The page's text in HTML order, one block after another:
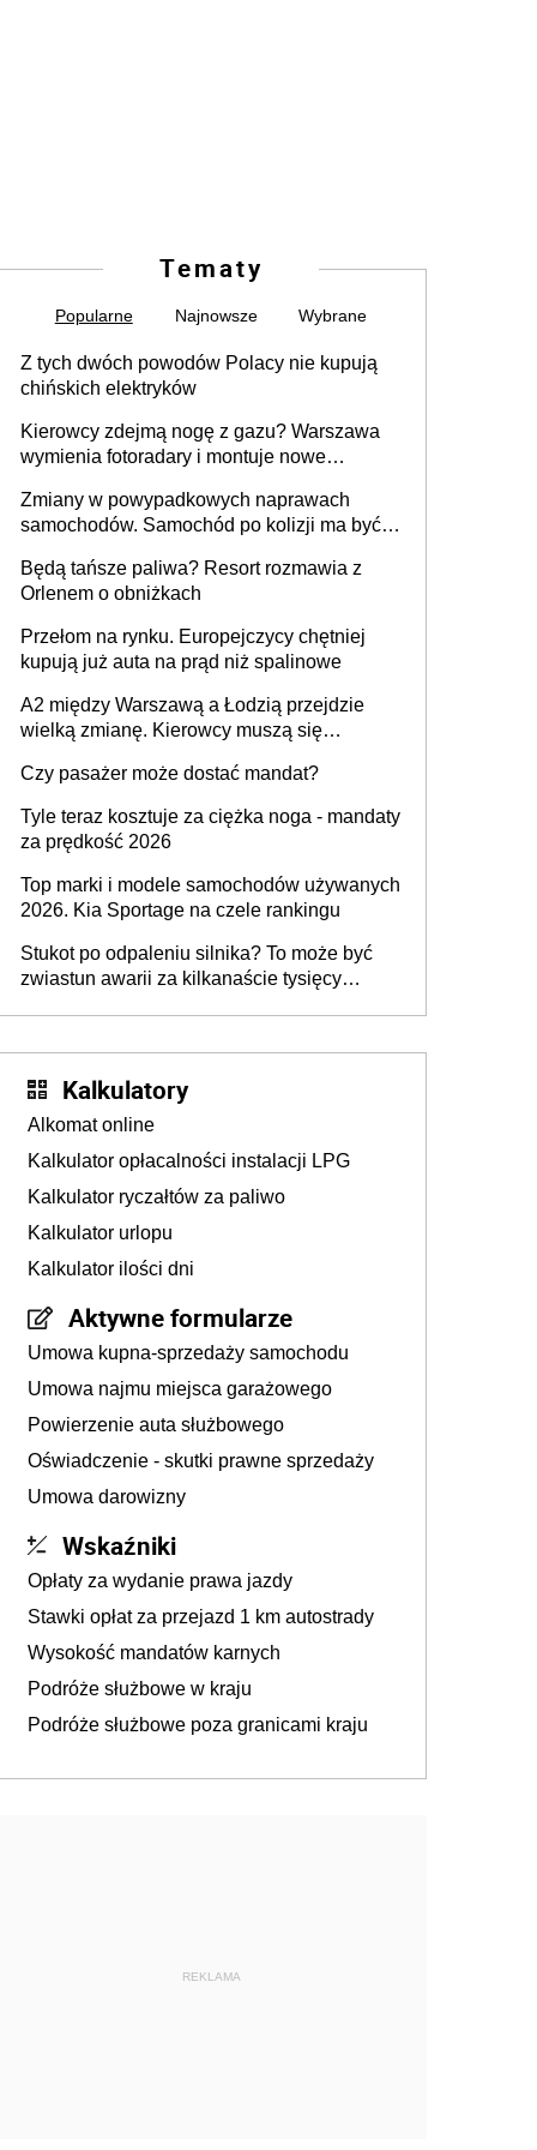
Tematy
Popularne Najnowsze Wybrane
Z tych dwóch powodów Polacy nie kupują
chińskich elektryków
Kierowcy zdejmą nogę z gazu? Warszawa
wymienia fotoradary i montuje nowe
Zmiany w powypadkowych naprawach
samochodów. Samochód po kolizji ma być
technologią producenta
Będą tańsze paliwa? Resort rozmawia z
Orlenem o obniżkach
Przełom na rynku. Europejczycy chętniej
kupują już auta na prąd niż spalinowe
A2 między Warszawą a Łodzią przejdzie
wielką zmianę. Kierowcy muszą się
Czy pasażer może dostać mandat?
Tyle teraz kosztuje za ciężka noga - mandaty
za prędkość 2026
Top marki i modele samochodów używanych
2026. Kia Sportage na czele rankingu
Stukot po odpaleniu silnika? To może być
zwiastun awarii za kilkanaście tysięcy
Kalkulatory
Alkomat online
Kalkulator opłacalności instalacji LPG
Kalkulator ryczałtów za paliwo
Kalkulator urlopu
Kalkulator ilości dni
Aktywne formularze
Umowa kupna-sprzedaży samochodu
Umowa najmu miejsca garażowego
Powierzenie auta służbowego
Oświadczenie - skutki prawne sprzedaży
Umowa darowizny
Wskaźniki
Opłaty za wydanie prawa jazdy
Stawki opłat za przejazd 1 km autostrady
Wysokość mandatów karnych
Podróże służbowe w kraju
Podróże służbowe poza granicami kraju
REKLAMA